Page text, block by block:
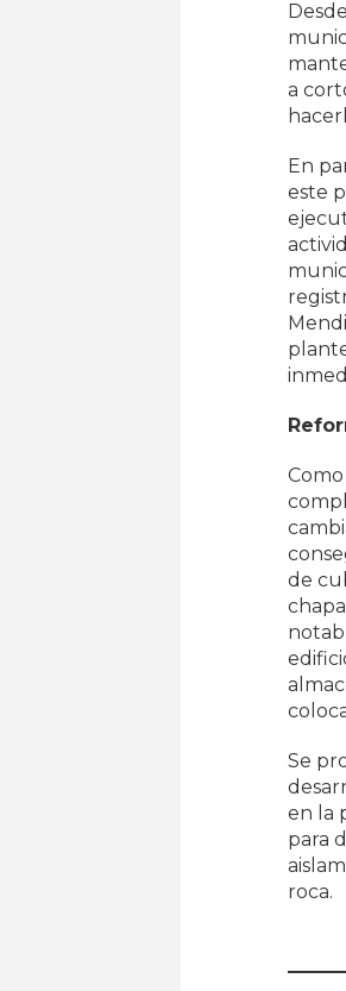
a
En
este
de
Se
en la
para
roca.